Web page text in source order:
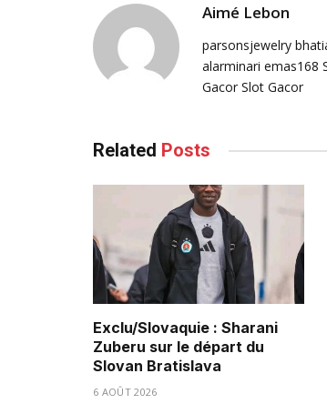
Aimé Lebon
parsonsjewelry
alarminari emas168
Gacor Slot Gacor
Related Posts
Exclu/Slovaquie : Sharani
Zuberu sur le départ du
Slovan Bratislava
6 AOÛT 2026